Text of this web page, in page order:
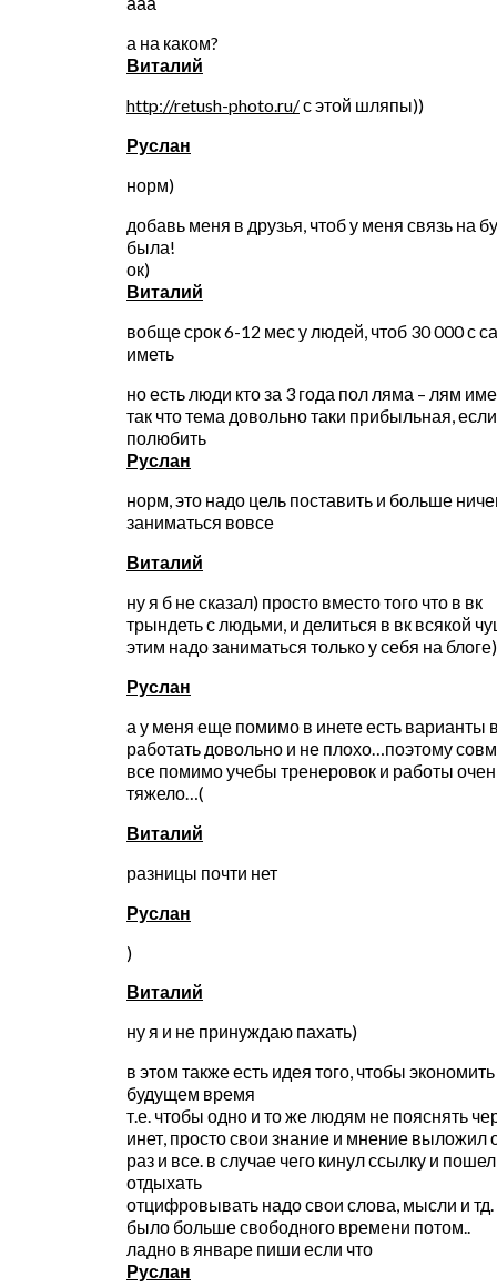
а на каком?
Виталий
http://retush-photo.ru/с этой шляпы))
Руслан
норм)
добавь меня в друзья, чтоб у меня связь на
была!
ок)
Виталий
вобще срок 6-12 мес у людей, чтоб 30 000 с
иметь
но есть люди кто за 3 года пол ляма – лям
так что тема довольно таки прибыльная,
полюбить
Руслан
норм, это надо цель поставить и больше
заниматься вовсе
Виталий
ну я б не сказал) просто вместо того что в вк
трындеть с людьми, и делиться в вк всякой
этим надо заниматься только у себя на блоге)
Руслан
а у меня еще помимо в инете есть варианты
работать довольно и не плохо…поэтому
все помимо учебы тренеровок и работы
тяжело…(
Виталий
разницы почти нет
Руслан
)
Виталий
ну я и не принуждаю пахать)
в этом также есть идея того, чтобы
будущем время
т.е. чтобы одно и то же людям не пояснять
инет, просто свои знание и мнение выложил
раз и все. в случае чего кинул ссылку и пошел
отдыхать
отцифровывать надо свои слова, мысли и тд.
было больше свободного времени потом..
ладно в январе пиши если что
Руслан